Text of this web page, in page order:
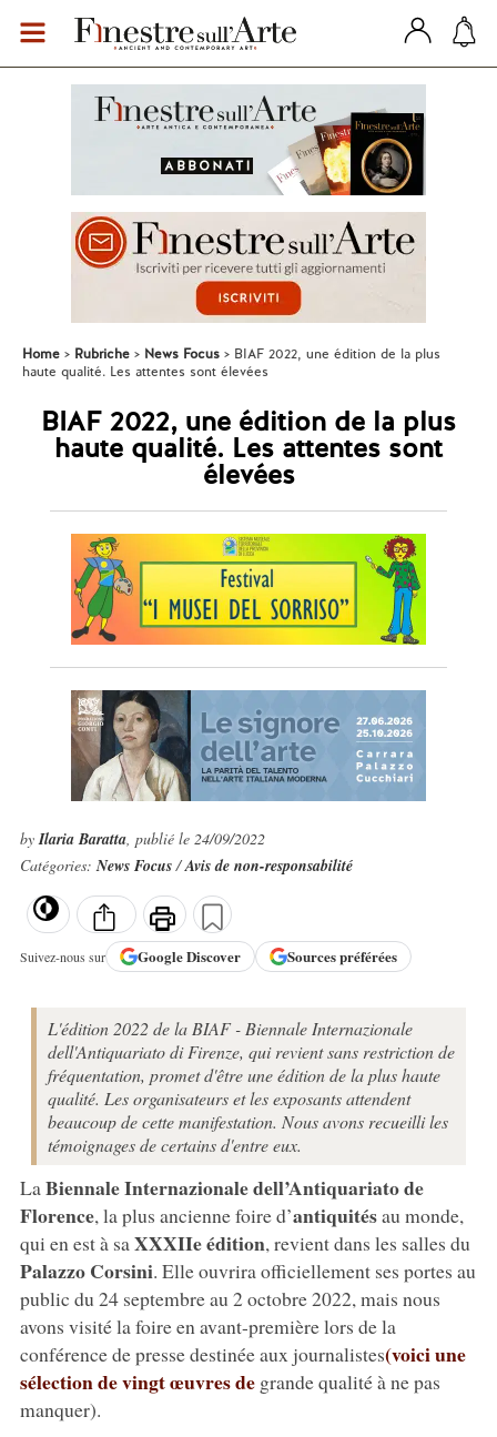
Home Rubriche News Focus
BIAF 2022, une édition de la plus
haute qualité. Les attentes sont élevées
BIAF 2022, une édition de la plus
haute qualité. Les attentes sont
élevées
byIlaria Baratta, publié le 24/09/2022
Catégories:News Focus/Avis de non-responsabilité
Suivez-nous sur GoogleDiscover Sources préférées
L'édition 2022 de la BIAF - Biennale Internazionale
dell'Antiquariato di Firenze, qui revient sans restriction de
fréquentation, promet d'être une édition de la plus haute
qualité. Les organisateurs et les exposants attendent
beaucoup de cette manifestation. Nous avons recueilli les
témoignages de certains d'entre eux.
La Biennale Internazionale dell’Antiquariato de
Florence, la plus ancienne foire d’antiquitésau monde,
qui en est à saXXXIIe édition, revient dans les salles du
Palazzo Corsini. Elle ouvrira officiellement ses portes au
public du 24 septembre au 2 octobre 2022, mais nous
avons visité la foire en avant-première lors de la
conférence de presse destinée aux journalistes(voici une
sélection de vingt œuvres degrande qualité à ne pas
manquer).